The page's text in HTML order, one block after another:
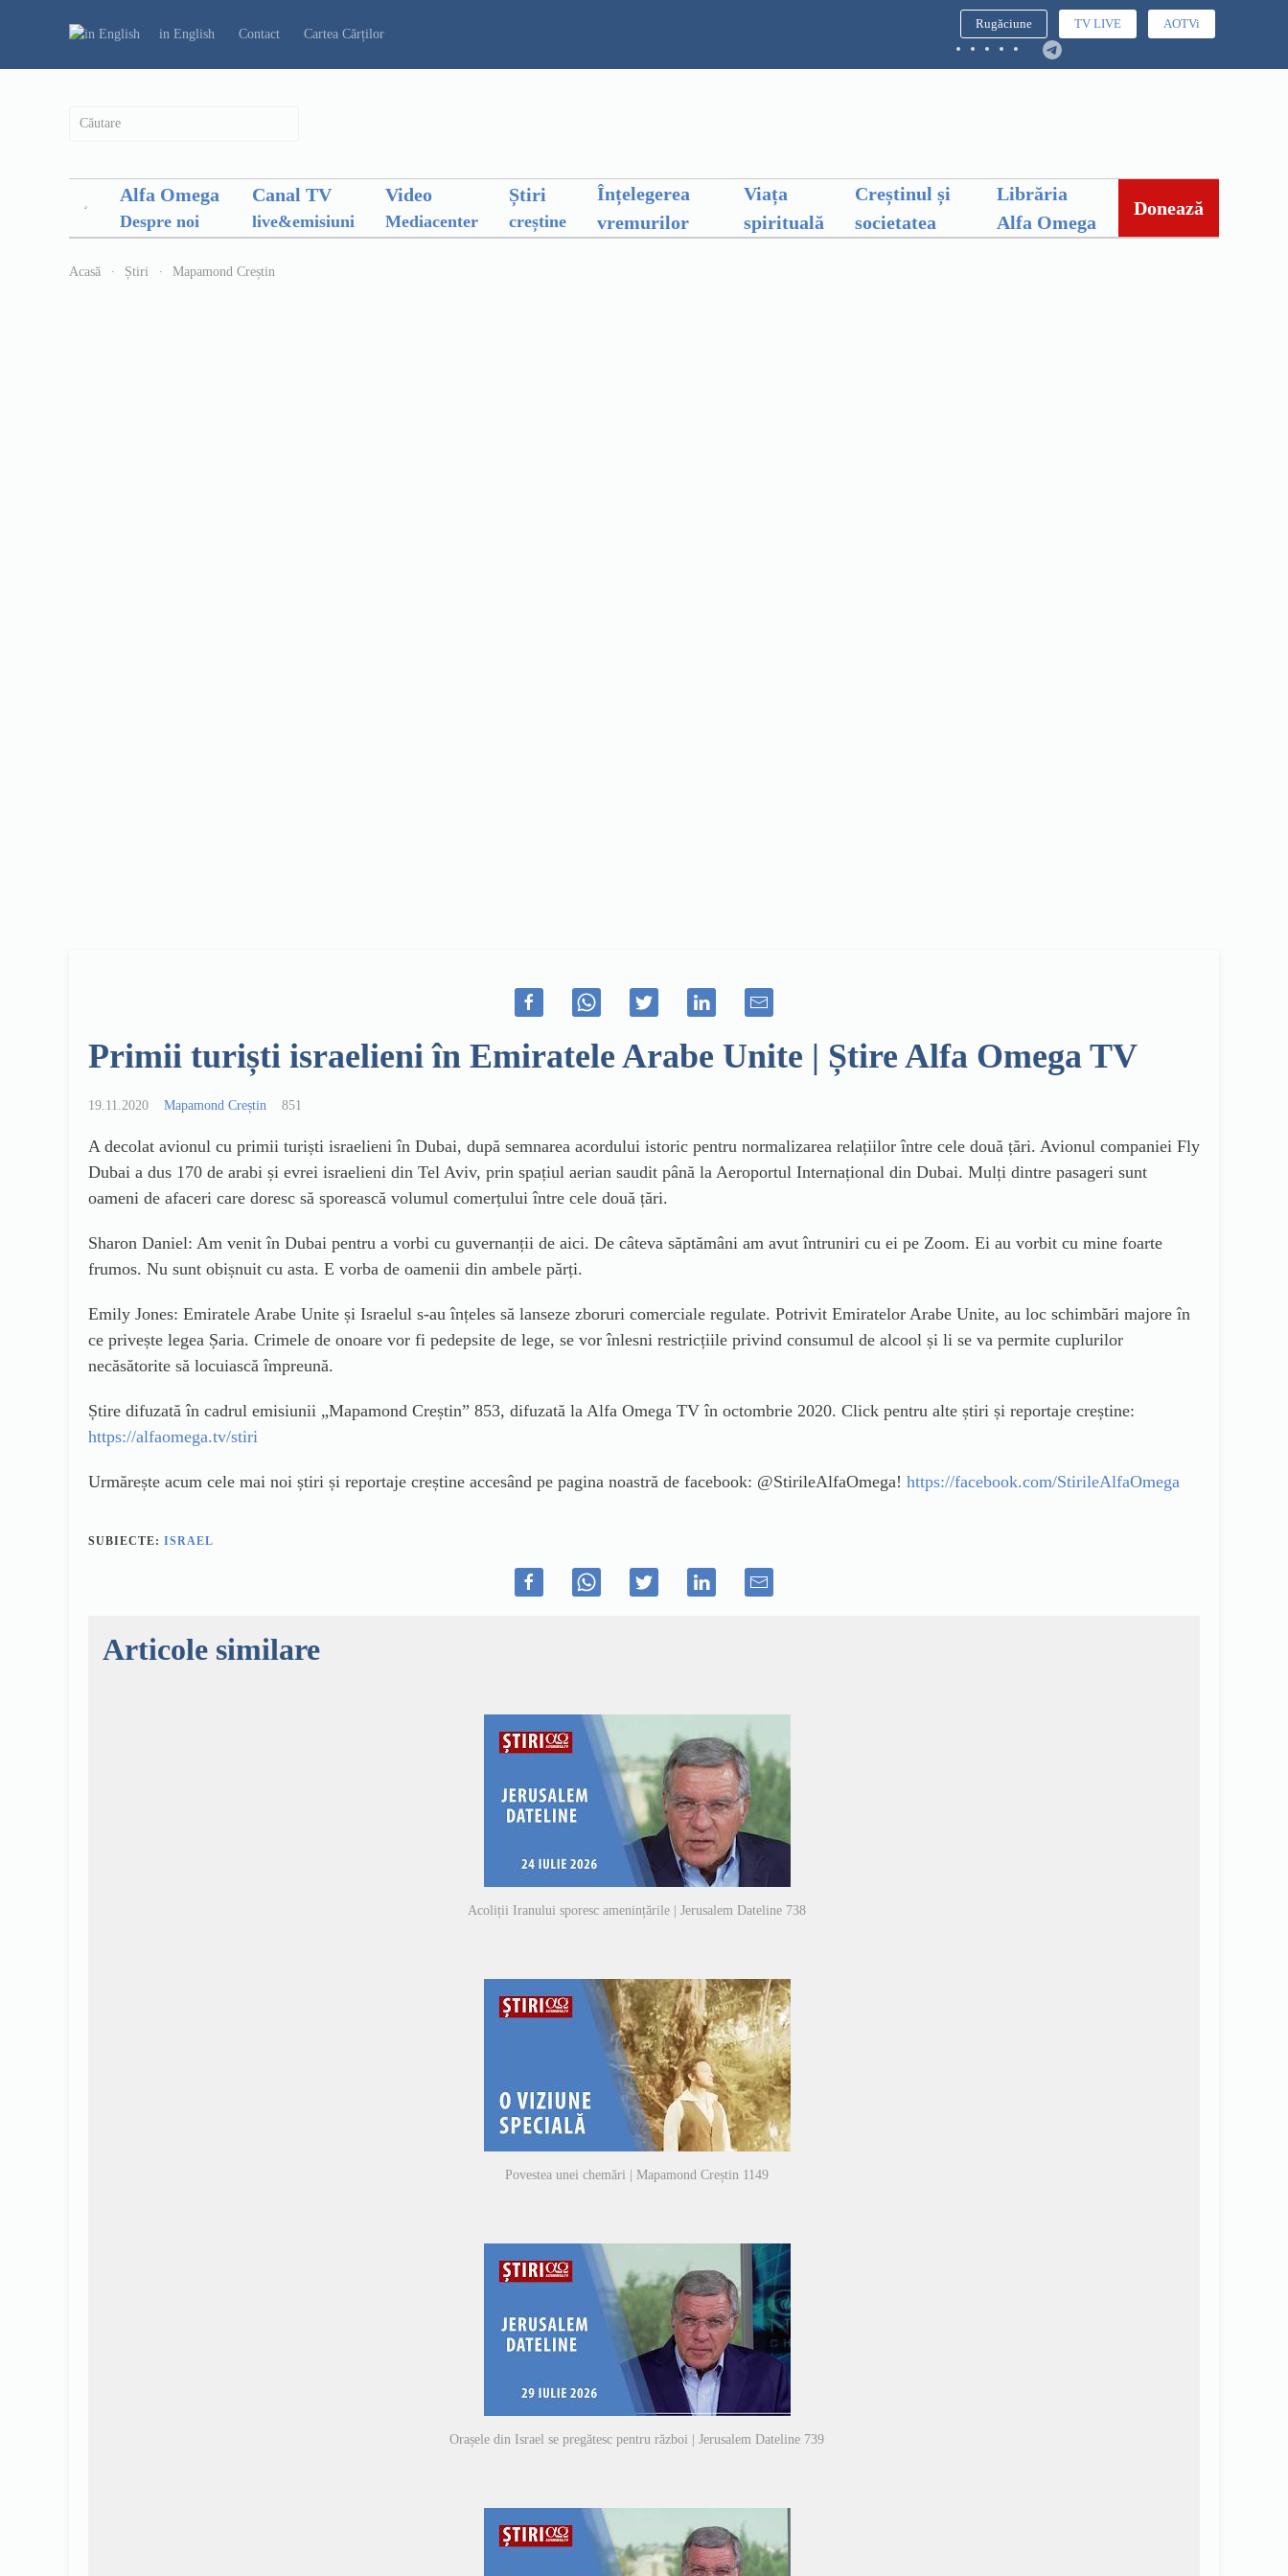
in English Contact Cartea Cărților
Rugăciune TV LIVE AOTVi
Alfa Omega
Despre noi
Canal TV
live&emisiuni
Video
Mediacenter
Știri
creștine
Înțelegerea
vremurilor
Viața
spirituală
Creștinul și
societatea
Librăria
Alfa Omega
Donează
Acasă Știri Mapamond Creștin
Primii turiști israelieni în Emiratele Arabe Unite | Știre Alfa Omega TV
19.11.2020 Mapamond Creștin 851
A decolat avionul cu primii turiști israelieni în Dubai, după semnarea acordului istoric pentru normalizarea relațiilor între cele două țări. Avionul companiei Fly
Dubai a dus 170 de arabi și evrei israelieni din Tel Aviv, prin spațiul aerian saudit până la Aeroportul Internațional din Dubai. Mulți dintre pasageri sunt
oameni de afaceri care doresc să sporească volumul comerțului între cele două țări.
Sharon Daniel: Am venit în Dubai pentru a vorbi cu guvernanții de aici. De câteva săptămâni am avut întruniri cu ei pe Zoom. Ei au vorbit cu mine foarte
frumos. Nu sunt obișnuit cu asta. E vorba de oamenii din ambele părți.
Emily Jones: Emiratele Arabe Unite și Israelul s-au înțeles să lanseze zboruri comerciale regulate. Potrivit Emiratelor Arabe Unite, au loc schimbări majore în
ce privește legea Șaria. Crimele de onoare vor fi pedepsite de lege, se vor înlesni restricțiile privind consumul de alcool și li se va permite cuplurilor
necăsătorite să locuiască împreună.
Știre difuzată în cadrul emisiunii „Mapamond Creștin” 853, difuzată la Alfa Omega TV în octombrie 2020. Click pentru alte știri și reportaje creștine:
https://alfaomega.tv/stiri
Urmărește acum cele mai noi știri și reportaje creștine accesând pe pagina noastră de facebook: @StirileAlfaOmega! https://facebook.com/StirileAlfaOmega
SUBIECTE: ISRAEL
Articole similare
Acoliții Iranului sporesc amenințările | Jerusalem Dateline 738
Povestea unei chemări | Mapamond Creștin 1149
Orașele din Israel se pregătesc pentru război | Jerusalem Dateline 739